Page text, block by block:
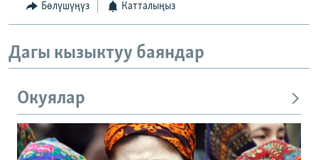
Бөлүшүңүз Катталыңыз
Дагы кызыктуу баяндар
Окуялар